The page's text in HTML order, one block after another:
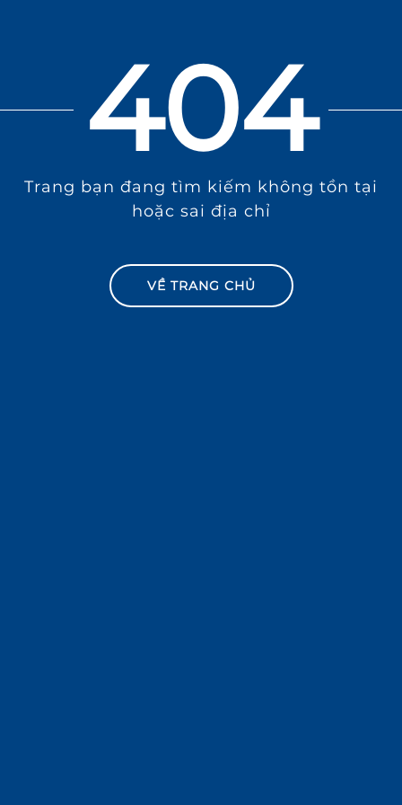
404
Trang bạn đang tìm kiếm không tồn tại
hoặc sai địa chỉ
VỀ TRANG CHỦ